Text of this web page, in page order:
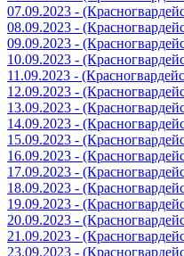
07.09.2023 -
08.09.2023 -
09.09.2023 -
10.09.2023 -
11.09.2023 -
12.09.2023 -
13.09.2023 -
14.09.2023 -
15.09.2023 -
16.09.2023 -
17.09.2023 -
18.09.2023 -
19.09.2023 -
20.09.2023 -
21.09.2023 -
23.09.2023 -